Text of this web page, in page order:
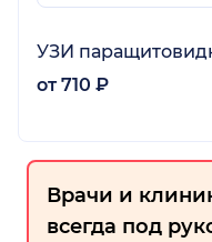
УЗИ
от 710 ₽
Врачи и
всегда под